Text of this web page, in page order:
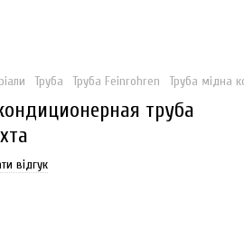
Труба Труба Feinrohren Труба мідна
труба
відгук